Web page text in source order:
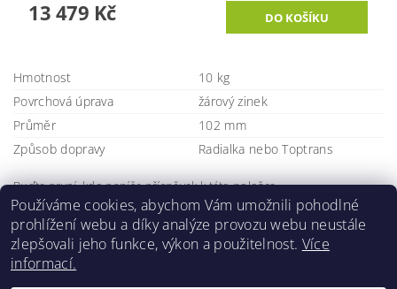
13 479 Kč
Hmotnost
10 kg
Povrchová úprava
žárový zinek
Průměr
102 mm
Způsob dopravy
Radialka nebo Toptrans
Buďte první, kdo napíše příspěvek k této položce.
Přidat komentář
Používáme cookies, abychom Vám umožnili pohodlné
prohlížení webu a díky analýze provozu webu neustále
zlepšovali jeho funkce, výkon a použitelnost. Více
informací.